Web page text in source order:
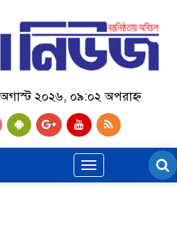
২০২৬, ০৯:০২ অপরাহ্ন
Toggle
navigation